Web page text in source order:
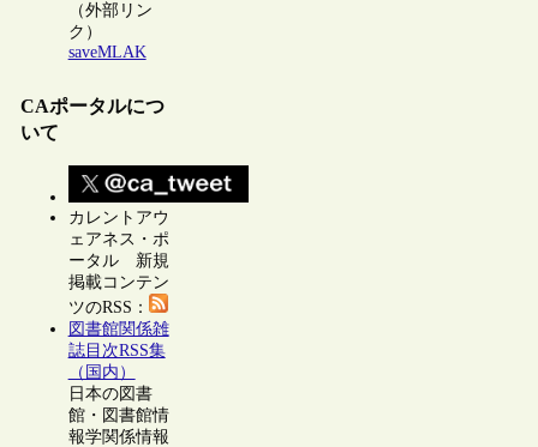
（外部リン
ク）
saveMLAK
CAポータルにつ
いて
カレントアウ
ェアネス・ポ
ータル 新規
掲載コンテン
ツのRSS：
図書館関係雑
誌目次RSS集
（国内）
日本の図書
館・図書館情
報学関係情報